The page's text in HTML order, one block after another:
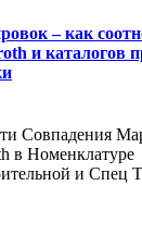
– как
и каталогов
Совпадения
в Номенклатуре
и Спец